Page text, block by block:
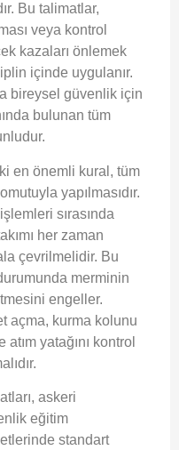
Bu talimatlar,
veya kontrol
kazaları önlemek
içinde uygulanır.
bireysel güvenlik için
bulunan tüm
en önemli kural, tüm
yapılmasıdır.
sırasında
her zaman
çevrilmelidir. Bu
merminin
engeller.
açma, kurma kolunu
yatağını kontrol
askeri
eğitim
standart